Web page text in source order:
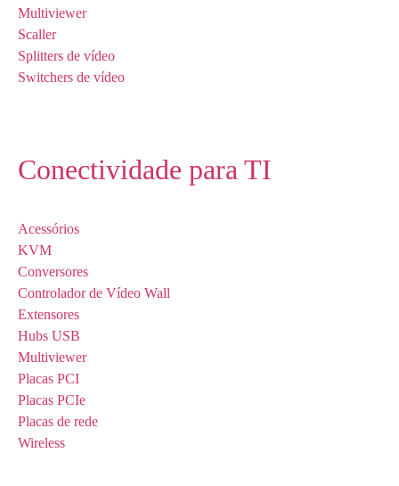
Multiviewer
Scaller
Splitters de vídeo
Switchers de vídeo
Conectividade para TI
Acessórios
KVM
Conversores
Controlador de Vídeo Wall
Extensores
Hubs USB
Multiviewer
Placas PCI
Placas PCIe
Placas de rede
Wireless